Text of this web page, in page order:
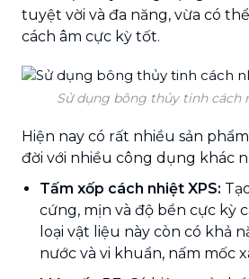
tuyệt vời và đa năng, vừa có
cách âm cực kỳ tốt.
Sử dụng bông thủy tinh cách
Hiện nay có rất nhiều sản
đời với nhiều công dụng khác
Tấm xốp cách nhiệt XPS:
cứng, mịn và độ bền cực kỳ
loại vật liệu này còn có khả
nước và vi khuẩn, nấm mốc